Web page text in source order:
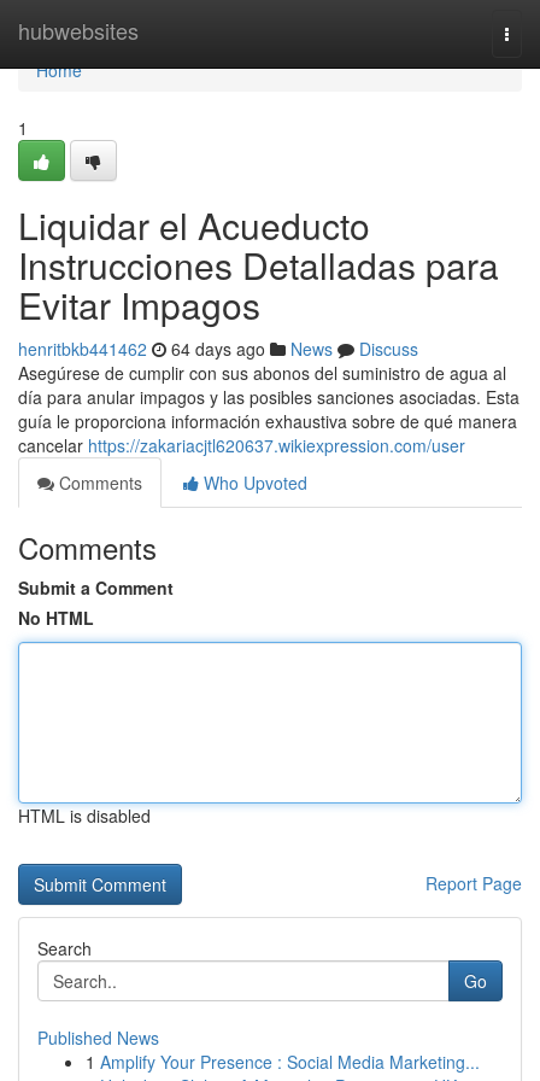
hubwebsites
Home
Home
1
Liquidar el Acueducto
Instrucciones Detalladas para
Evitar Impagos
henritbkb441462 64 days ago News
Discuss
Asegúrese de cumplir con sus abonos del suministro de agua al
día para anular impagos y las posibles sanciones asociadas. Esta
guía le proporciona información exhaustiva sobre de qué manera
cancelar https://zakariacjtl620637.wikiexpression.com/user
Comments
Who Upvoted
Comments
Submit a Comment
No HTML
HTML is disabled
Report Page
Search
Go
Published News
1 Amplify Your Presence : Social Media Marketing...